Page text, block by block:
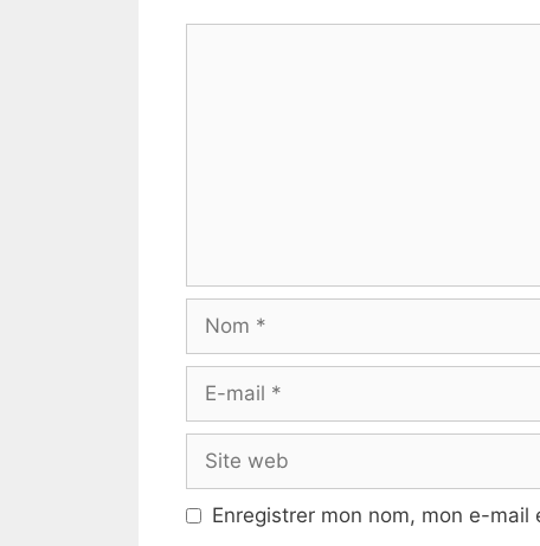
Nom
Site
web
Enregistrer mon nom, mon e-